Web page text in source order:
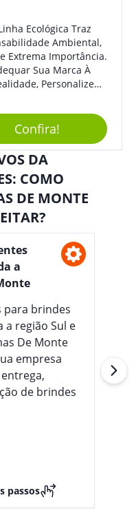
Ecológica Traz
Ambiental,
Extrema Importância.
Sua Marca À
Personalize
Com Post-It E
Elaborado A Partir De
Reciclado, O Brinde
É Prático, Tornando-
Excelente Para Uso
Perfeito, Não É?!
Confira!
DA
COMO
DE MONTE
a
para brindes
a região Sul e
De Monte
empresa
de brindes
passos